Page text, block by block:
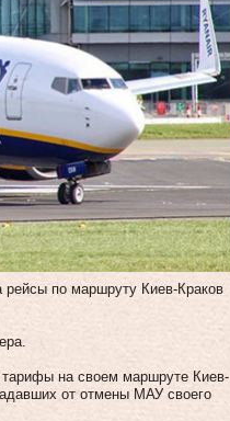
рейсы по маршруту Киев-Краков
тарифы на своем маршруте Киев-
от отмены МАУ своего